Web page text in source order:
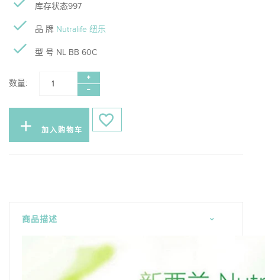
库存状态997
品 牌 Nutralife 纽乐
型 号 NL BB 60C
数量:
加入购物车
商品描述